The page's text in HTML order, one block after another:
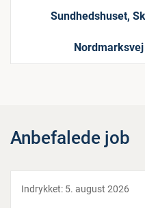
Sundhedshuset,
Anbefalede job
Indrykket: 5. august 2026